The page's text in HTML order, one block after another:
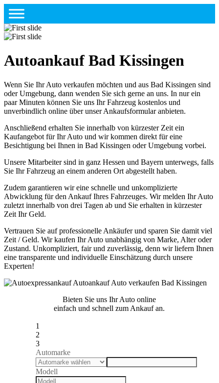
Autoankauf Bad Kissingen
Wenn Sie Ihr Auto verkaufen möchten und aus Bad Kissingen sind
oder Umgebung, dann wenden Sie sich gerne an uns. In nur ein
paar Minuten können Sie uns Ihr Fahrzeug kostenlos und
unverbindlich online über unser Ankaufsformular anbieten.
Anschließend erhalten Sie innerhalb von kürzester Zeit ein
Kaufangebot für Ihr Auto und wir kommen direkt für eine
Besichtigung bei Ihnen in Bad Kissingen oder Umgebung vorbei.
Unsere Mitarbeiter sind in ganz Hessen und Bayern unterwegs, falls
Sie Ihr Fahrzeug an einem anderen Ort abgestellt haben.
Zudem garantieren wir eine schnelle und unkomplizierte
Abwicklung für den Ankauf Ihres Fahrzeuges. Wir melden Ihr Auto
zuletzt innerhalb von drei Tagen ab und Sie erhalten in kürzester
Zeit Ihr Geld.
Vertrauen Sie auf professionelle Ankäufer und sparen Sie damit viel
Zeit / Geld. Wir kaufen Ihr Auto unabhängig von Marke, Alter oder
Zustand. Unkompliziert, fair und zuverlässig, denn wir liefern Ihnen
eine transparente und individuelle Einschätzung durch unsere
Experten!
Bieten Sie uns Ihr Auto online
einfach und schnell zum Ankauf an.
1
2
3
Automarke
Modell